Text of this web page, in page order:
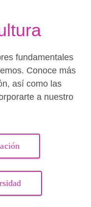
fundamentales
Conoce más
así como las
a nuestro